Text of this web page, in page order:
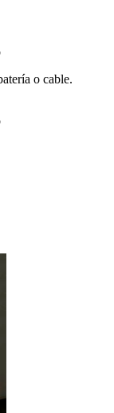
o cable.